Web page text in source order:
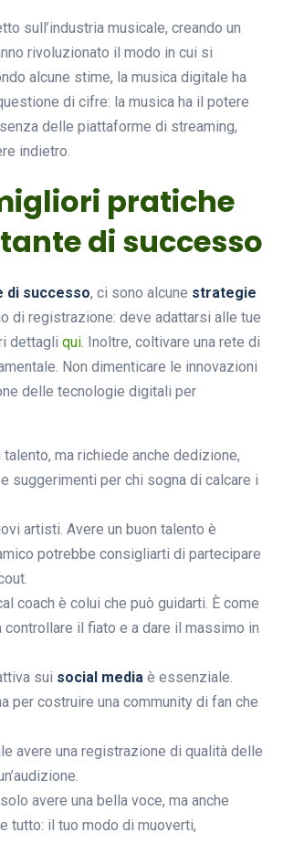
sull’industria musicale, creando un
rivoluzionato il modo in cui si
alcune stime, la musica digitale ha
di cifre: la musica ha il potere
delle piattaforme di streaming,
indietro.
pratiche
di successo
di successo, ci sono alcune strategie
di registrazione: deve adattarsi alle tue
dettagli qui. Inoltre, coltivare una rete di
Non dimenticare le innovazioni
delle tecnologie digitali per
ma richiede anche dedizione,
e suggerimenti per chi sogna di calcare i
artisti. Avere un buon talento è
potrebbe consigliarti di partecipare
coach è colui che può guidarti. È come
controllare il fiato e a dare il massimo in
sui social media è essenziale.
per costruire una community di fan che
avere una registrazione di qualità delle
avere una bella voce, ma anche
tutto: il tuo modo di muoverti,